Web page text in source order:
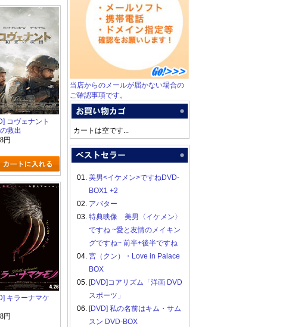
コヴェナント
救出
円
キラーナマケ
円
当店からのメールが届かない場合の
ご確認事項です。
カートは空です...
01. 美男<イケメン>ですねDVD-
BOX1 +2
02. アバター
03. 特典映像 美男〈イケメン〉
ですね ~愛と友情のメイキン
グですね~ 前半+後半ですね
04. 宮（クン）・Love in Palace
BOX
05. [DVD]コアリズム「洋画 DVD
スポーツ」
06. [DVD] 私の名前はキム・サム
スン DVD-BOX